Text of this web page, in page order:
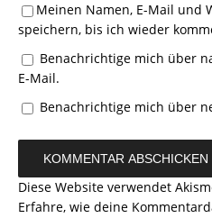
Meinen Namen, E-Mail und
speichern, bis ich wieder
Benachrichtige mich über
E-Mail.
Benachrichtige mich über
Diese Website verwendet
Erfahre, wie deine